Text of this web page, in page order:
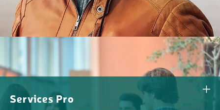
Services Pro